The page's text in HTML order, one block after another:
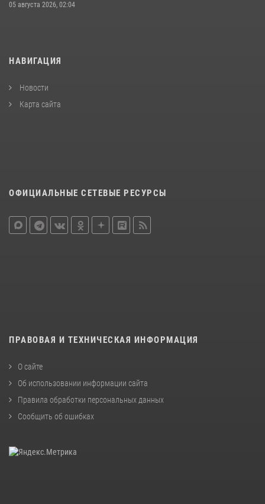
05 августа 2026, 02:04
НАВИГАЦИЯ
Новости
Карта сайта
ОФИЦИАЛЬНЫЕ СЕТЕВЫЕ РЕСУРСЫ
ПРАВОВАЯ И ТЕХНИЧЕСКАЯ ИНФОРМАЦИЯ
О сайте
Об использовании информации сайта
Правила обработки персональных данных
Сообщить об ошибках